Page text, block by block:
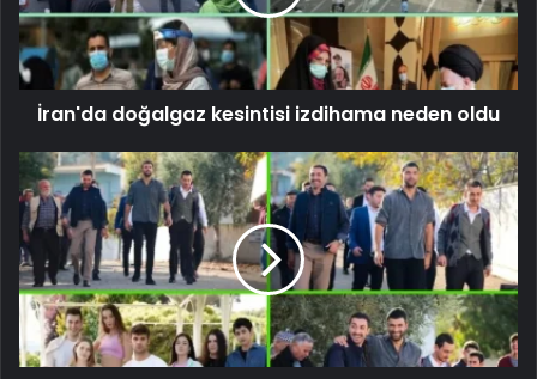
İran'da doğalgaz kesintisi izdihama neden oldu